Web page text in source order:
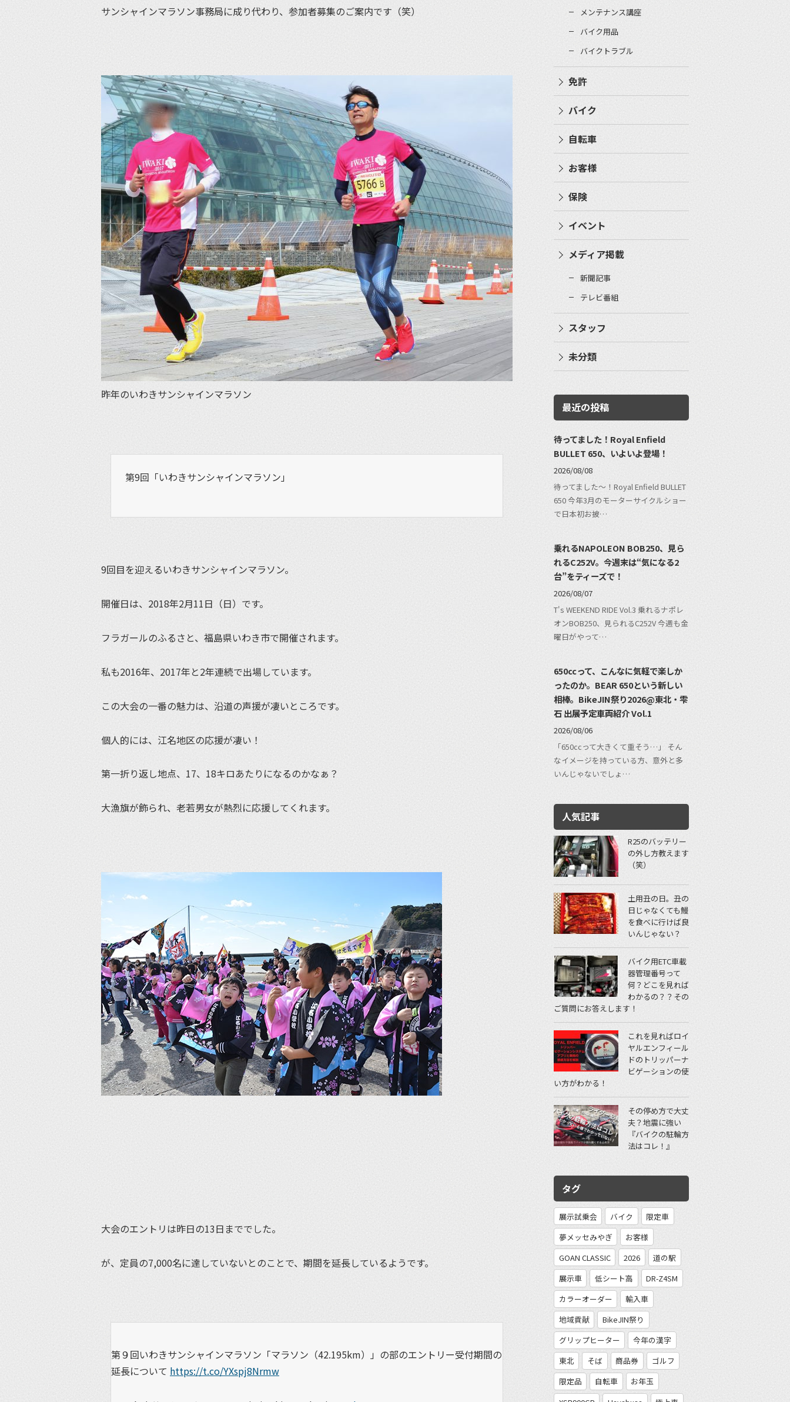
サンシャインマラソン事務局に成り代わり、参加者募集のご案内です（笑）
昨年のいわきサンシャインマラソン
第9回「いわきサンシャインマラソン」
9回目を迎えるいわきサンシャインマラソン。
開催日は、2018年2月11日（日）です。
フラガールのふるさと、福島県いわき市で開催されます。
私も2016年、2017年と2年連続で出場しています。
この大会の一番の魅力は、沿道の声援が凄いところです。
個人的には、江名地区の応援が凄い！
第一折り返し地点、17、18キロあたりになるのかなぁ？
大漁旗が飾られ、老若男女が熱烈に応援してくれます。
大会のエントリは昨日の13日まででした。
が、定員の7,000名に達していないとのことで、期間を延長しているようです。
第９回いわきサンシャインマラソン「マラソン（42.195km）」の部のエントリー受付期間の
延長について https://t.co/YXspj8Nrmw
メンテナンス講座
バイク用品
バイクトラブル
免許
バイク
自転車
お客様
保険
イベント
メディア掲載
新聞記事
テレビ番組
スタッフ
未分類
最近の投稿
待ってました！Royal Enfield
BULLET 650、いよいよ登場！
2026/08/08
待ってました〜！Royal Enfield BULLET
650 今年3月のモーターサイクルショー
で日本初お披…
乗れるNAPOLEON BOB250、見ら
れるC252V。今週末は“気になる2
台”をティーズで！
2026/08/07
T's WEEKEND RIDE Vol.3 乗れるナポレ
オンBOB250、見られるC252V 今週も金
曜日がやって…
650ccって、こんなに気軽で楽しか
ったのか。BEAR 650という新しい
相棒。BikeJIN祭り2026@東北・雫
石 出展予定車両紹介 Vol.1
2026/08/06
「650ccって大きくて重そう…」 そん
なイメージを持っている方、意外と多
いんじゃないでしょ…
人気記事
R25のバッテリー
の外し方教えます
（笑）
土用丑の日。丑の
日じゃなくても鰻
を食べに行けば良
いんじゃない？
バイク用ETC車載
器管理番号って
何？どこを見れば
わかるの？？その
ご質問にお答えします！
これを見ればロイ
ヤルエンフィール
ドのトリッパーナ
ビゲーションの使
い方がわかる！
その停め方で大丈
夫？地震に強い
『バイクの駐輪方
法はコレ！』
タグ
展示試乗会 バイク
限定車
夢メッセみやぎ
お客様
GOAN CLASSIC
2026
道の駅
展示車
低シート高
DR-Z4SM
カラーオーダー
輸入車
地域貢献
BikeJIN祭り
グリップヒーター
今年の漢字
東北
そば 商品券
ゴルフ
限定品
自転車
お年玉